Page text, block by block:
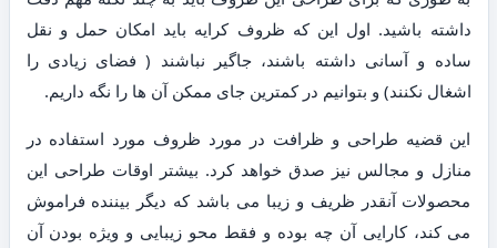
داشته باشید. اول این که ظروف کرایه باید امکان حمل و نقل
ساده و آسانی داشته باشند، جاگیر نباشند ( فضای زیادی را
اشغال نکنند) و بتوانیم در کمترین جای ممکن آن ها را نگه داریم.
این قضیه طراحی و ظرافت در مورد ظروف مورد استفاده در
منازل و مجالس نیز صدق خواهد کرد. بیشتر اوقات طراحی این
محصولات آنقدر ظریف و زیبا می باشد که دیگر بیننده فراموش
می کند، کارایی آن چه بوده و فقط محو زیبایی و ویژه بودن آن